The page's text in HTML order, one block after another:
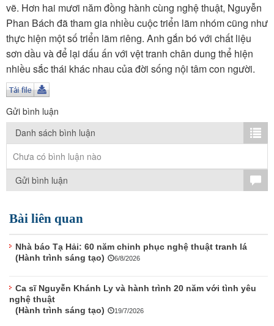
Kết nối VOV6
TÌM KIẾM
Vận hành bởi QI Corp
vẽ. Hơn hai mươi năm đồng hành cùng nghệ thuật, Nguyễn
Phan Bách đã tham gia nhiều cuộc triển lãm nhóm cũng như
thực hiện một số triển lãm riêng. Anh gắn bó với chất liệu
sơn dầu và để lại dấu ấn với vệt tranh chân dung thể hiện
nhiều sắc thái khác nhau của đời sống nội tâm con người.
Gửi bình luận
Danh sách bình luận
Chưa có bình luận nào
Gửi bình luận
Bài liên quan
Nhà báo Tạ Hải: 60 năm chinh phục nghệ thuật tranh lá
(Hành trình sáng tạo)
6/8/2026
Ca sĩ Nguyễn Khánh Ly và hành trình 20 năm với tình yêu
nghệ thuật
(Hành trình sáng tạo)
19/7/2026